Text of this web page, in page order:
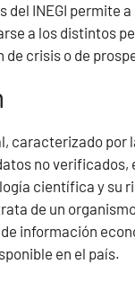
INEGI permite
a los distintos
de crisis o de
caracterizado por
no verificados,
científica y su
de un
información
en el país.